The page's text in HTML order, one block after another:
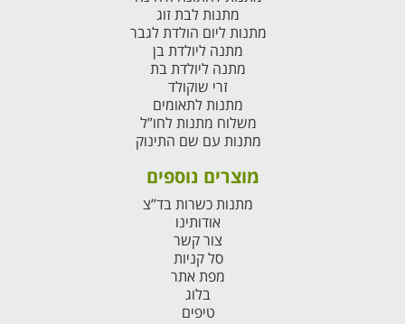
מתנות לבת זוג
מתנות ליום הולדת לגבר
מתנה ליולדת בן
מתנה ליולדת בת
זרי שוקולד
מתנות לתאומים
משלוח מתנות לחו”ל
מתנות עם שם התינוק
מוצרים נוספים
מתנות כשרות בד”צ
אודותינו
צור קשר
סל קניות
מפת אתר
בלוג
טיפים